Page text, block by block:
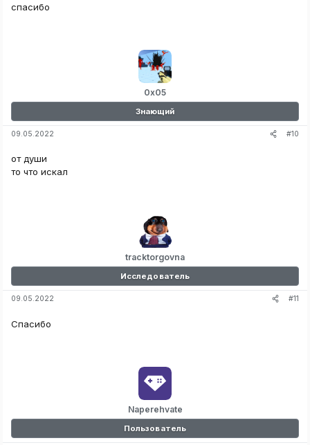
спасибо
0x05
Знающий
09.05.2022 #10
от души
то что искал
tracktorgovna
Исследователь
09.05.2022 #11
Спасибо
Naperehvate
Пользователь